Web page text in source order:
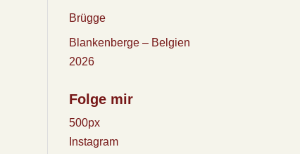
Brügge
Blankenberge – Belgien
2026
Folge mir
500px
Instagram